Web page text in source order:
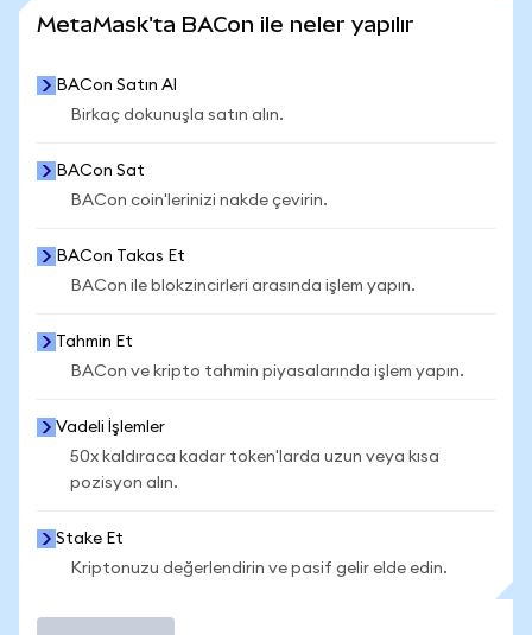
MetaMask'ta BACon ile neler yapılır
BACon Satın Al
Birkaç dokunuşla satın alın.
BACon Sat
BACon coin'lerinizi nakde çevirin.
BACon Takas Et
BACon ile blokzincirleri arasında işlem yapın.
Tahmin Et
BACon ve kripto tahmin piyasalarında işlem yapın.
Vadeli İşlemler
50x kaldıraca kadar token'larda uzun veya kısa
pozisyon alın.
Stake Et
Kriptonuzu değerlendirin ve pasif gelir elde edin.